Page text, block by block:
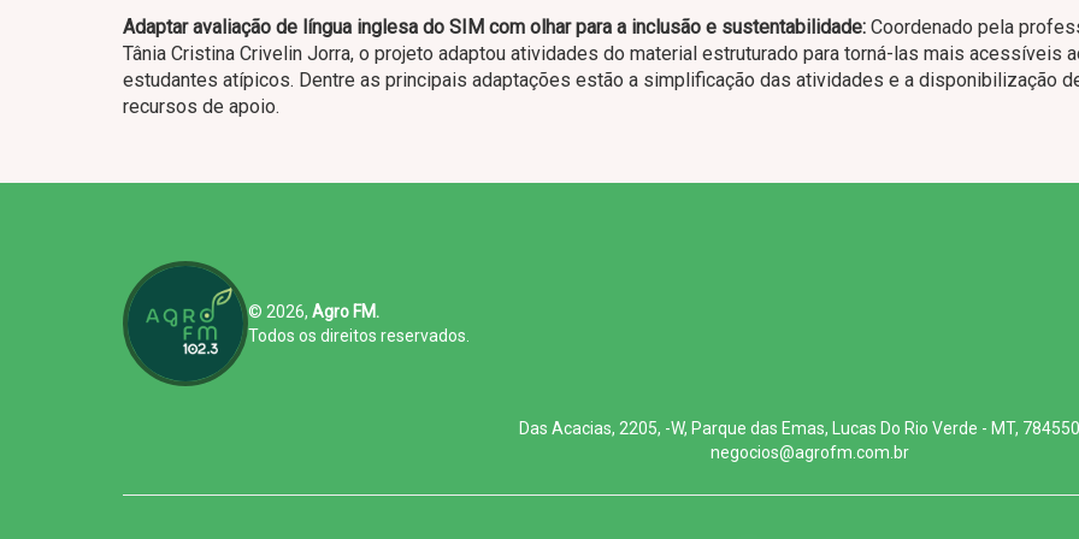
Adaptar avaliação de língua inglesa do SIM com olhar para a inclusão e sustentabilidade: Coordenado pela
Tânia Cristina Crivelin Jorra, o projeto adaptou atividades do material estruturado para torná-las mais acessíveis
estudantes atípicos. Dentre as principais adaptações estão a simplificação das atividades e a disponibilização
recursos de apoio.
© 2026, Agro FM.
Todos os direitos reservados.
Das Acacias, 2205, -W, Parque das Emas, Lucas Do Rio Verde - MT,
negocios@agrofm.com.br